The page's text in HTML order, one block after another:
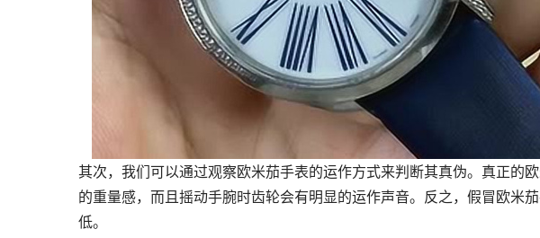
其次，我们可以通过观察欧米茄手表的运作方式来判断其真伪。真正的
的重量感，而且摇动手腕时齿轮会有明显的运作声音。反之，假冒欧米
低。